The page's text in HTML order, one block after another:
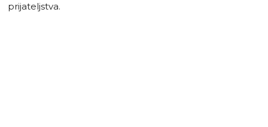
prijateljstva.